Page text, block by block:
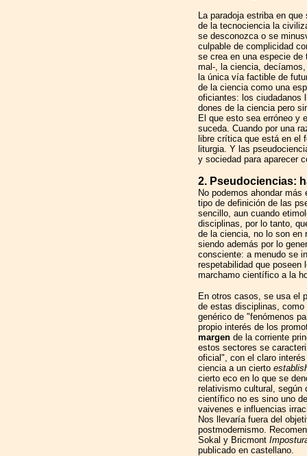
La paradoja estriba en
de la tecnociencia la
se desconozca o se
culpable de complicidad
se crea en una especie de
mal-, la ciencia,
la única vía factible de
de la ciencia como una
oficiantes: los ciudadanos
dones de la ciencia pero
El que esto sea erróneo y
suceda. Cuando por una
libre crítica que está en el
liturgia. Y las
y sociedad para aparecer
2. Pseudociencias:
No podemos ahondar
tipo de definición de las
sencillo, aun cuando
disciplinas, por lo tanto,
de la ciencia, no lo son en
siendo además por lo
consciente: a menudo se
respetabilidad que poseen
marchamo científico a la
En otros casos, se usa el
de estas disciplinas,
genérico de "fenómenos
propio interés de los
margen de la corriente
estos sectores se
oficial", con el claro
ciencia a un cierto
cierto eco en lo que se
relativismo cultural, según
científico no es sino uno
vaivenes e influencias
Nos llevaría fuera del
postmodernismo.
Sokal y Bricmont
publicado en castellano.